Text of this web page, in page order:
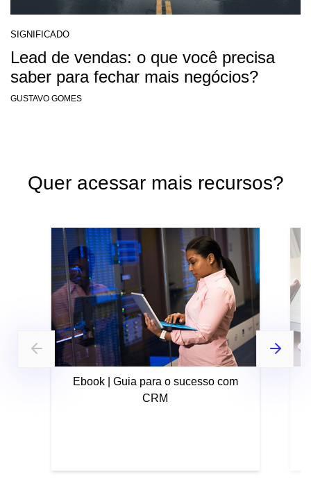
SIGNIFICADO
Lead de vendas: o que você precisa
saber para fechar mais negócios?
GUSTAVO GOMES
Quer acessar mais recursos?
Ebook | Guia para o sucesso com
CRM